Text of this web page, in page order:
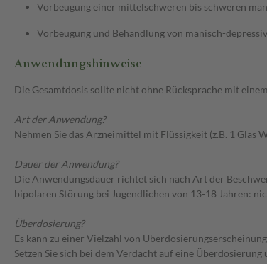
Vorbeugung einer mittelschweren bis schweren
Vorbeugung und Behandlung von manisch-
Anwendungshinweise
Die Gesamtdosis sollte nicht ohne Rücksprache mit
Art der Anwendung?
Nehmen Sie das Arzneimittel mit Flüssigkeit (z.B. 1 Glas
Dauer der Anwendung?
Die Anwendungsdauer richtet sich nach Art der
bipolaren Störung bei Jugendlichen von 13-18 Jahren:
Überdosierung?
Es kann zu einer Vielzahl von
Setzen Sie sich bei dem Verdacht auf eine